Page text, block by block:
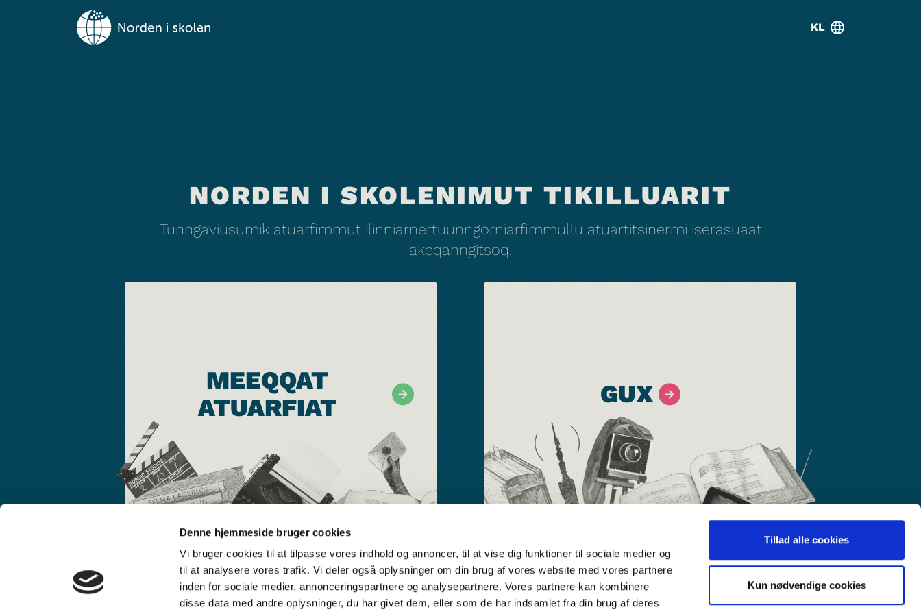
Denne hjemmeside bruger cookies
Vi bruger cookies til at tilpasse vores indhold og annoncer, til at vise dig funktioner til sociale medier og
til at analysere vores trafik. Vi deler også oplysninger om din brug af vores website med vores partnere
inden for sociale medier, annonceringspartnere og analysepartnere. Vores partnere kan kombinere
disse data med andre oplysninger, du har givet dem, eller som de har indsamlet fra din brug af deres
Tillad alle cookies
Kun nødvendige cookies
KL
NORDEN I SKOLENIMUT TIKILLUARIT
Tunngaviusumik atuarfimmut ilinniarnertuunngorniarfimmullu atuartitsinermi iserasuaat
akeqanngitsoq.
MEEQQAT
ATUARFIAT
GUX